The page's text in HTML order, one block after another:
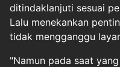
ditindaklanjuti sesuai
Lalu menekankan
tidak mengganggu
"Namun pada saat